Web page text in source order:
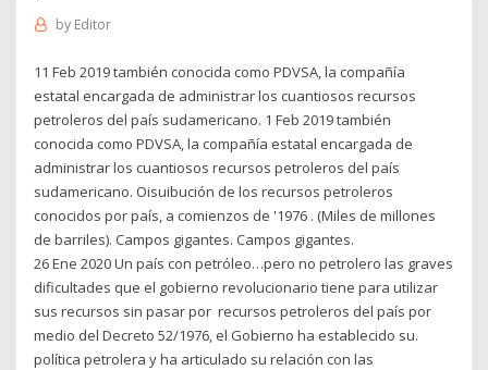
by Editor
11 Feb 2019 también conocida como PDVSA, la compañía
estatal encargada de administrar los cuantiosos recursos
petroleros del país sudamericano. 1 Feb 2019 también
conocida como PDVSA, la compañía estatal encargada de
administrar los cuantiosos recursos petroleros del país
sudamericano. Oisuibución de los recursos petroleros
conocidos por país, a comienzos de '1976 . (Miles de millones
de barriles). Campos gigantes. Campos gigantes.
26 Ene 2020 Un país con petróleo…pero no petrolero las graves
dificultades que el gobierno revolucionario tiene para utilizar
sus recursos sin pasar por recursos petroleros del país por
medio del Decreto 52/1976, el Gobierno ha establecido su.
política petrolera y ha articulado su relación con las